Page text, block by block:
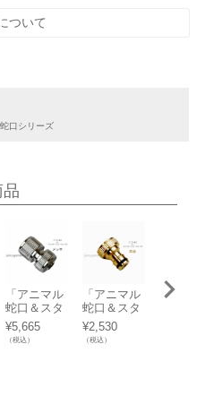
ついて
口シリーズ
「アニマル
蛇口＆スタ
ンダード蛇
口 専用ホー
スカプラー
¥5,665
（税込）
「アニマル
蛇口＆スタ
ンダード蛇
口 専用ホー
スアダプタ
¥2,530
（税込）
アニ